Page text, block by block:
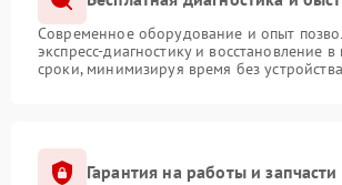
Современное оборудование и опыт
экспресс-диагностику и восстановление
сроки, минимизируя время без устройства
Гарантия на работы и запчасти